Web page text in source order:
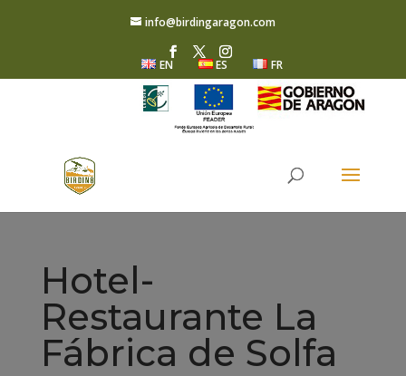
info@birdingaragon.com
EN ES FR
Hotel-
Restaurante La
Fábrica de Solfa